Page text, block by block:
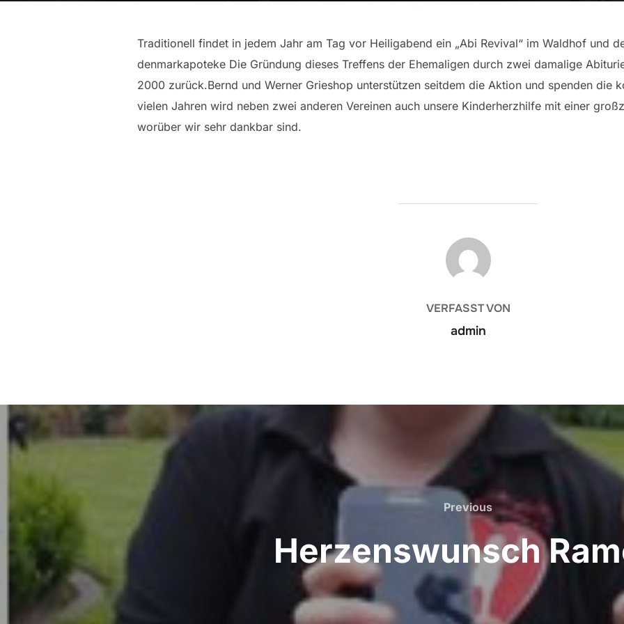
Traditionell findet in jedem Jahr am Tag vor Heiligabend ein „Abi Revival“ im Waldhof und
denmarkapoteke Die Gründung dieses Treffens der Ehemaligen durch zwei damalige
2000 zurück.Bernd und Werner Grieshop unterstützen seitdem die Aktion und spenden die
vielen Jahren wird neben zwei anderen Vereinen auch unsere Kinderherzhilfe mit einer
worüber wir sehr dankbar sind.
BEITRAGSAUTOR
VERFASST VON
admin
Beitragsnavigation
Previous
Previous
Herzenswunsch